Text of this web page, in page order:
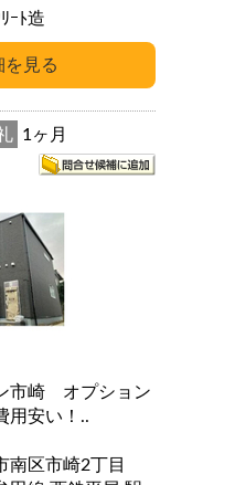
ｰﾄ造
1ヶ月
市崎 オプション
用安い！..
南区市崎2丁目